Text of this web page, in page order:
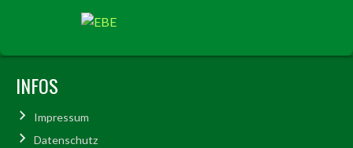
INFOS
Impressum
Datenschutz